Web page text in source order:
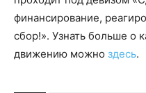
финансирование,
сбор!». Узнать больше о
движению можно здесь.